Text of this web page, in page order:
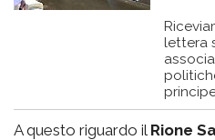
lettera
A questo riguardo il Rione